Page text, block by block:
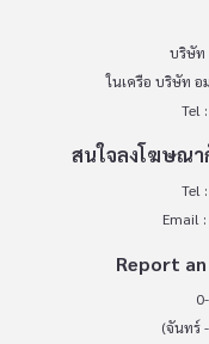
บริษัท
ในเครือ บริษัท อ
Tel
สนใจลงโฆษณา
Tel
Email :
Report
(จันทร์